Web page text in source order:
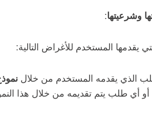
وشرعيتها:
يقدمها المستخدم للأغراض التالية:
الذي يقدمه المستخدم من خلال